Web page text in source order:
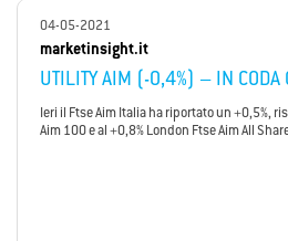
04-05-2021
marketinsight.it
UTILITY AIM (-0,4%) – IN CODA
Ieri il Ftse Aim Italia ha riportato un +0,5%,
Aim 100 e al +0,8% London Ftse Aim All